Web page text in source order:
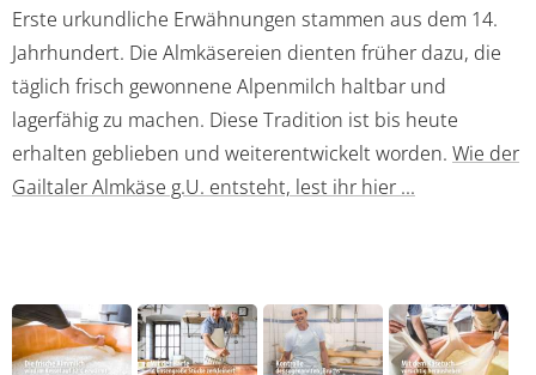
Erste urkundliche Erwähnungen stammen aus dem 14.
Jahrhundert. Die Almkäsereien dienten früher dazu, die
täglich frisch gewonnene Alpenmilch haltbar und
lagerfähig zu machen. Diese Tradition ist bis heute
erhalten geblieben und weiterentwickelt worden. Wie der
Gailtaler Almkäse g.U. entsteht, lest ihr hier ...